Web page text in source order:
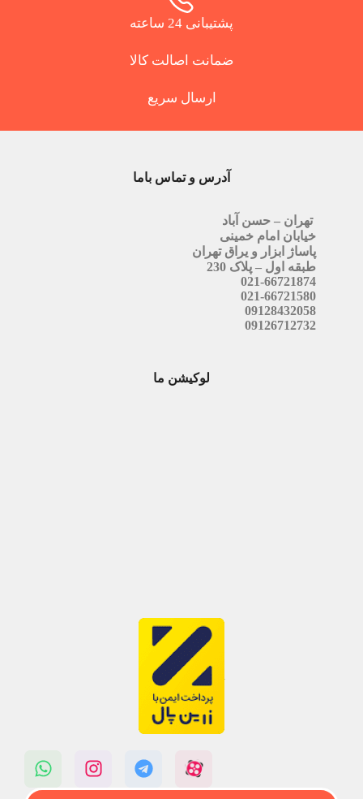
پشتیبانی 24 ساعته
ضمانت اصالت کالا
ارسال سریع
آدرس و تماس باما
تهران – حسن آباد
خیابان امام خمینی
پاساژ ابزار و یراق تهران
طبقه اول – پلاک 230
021-66721874
021-66721580
09128432058
09126712732
لوکیشن ما